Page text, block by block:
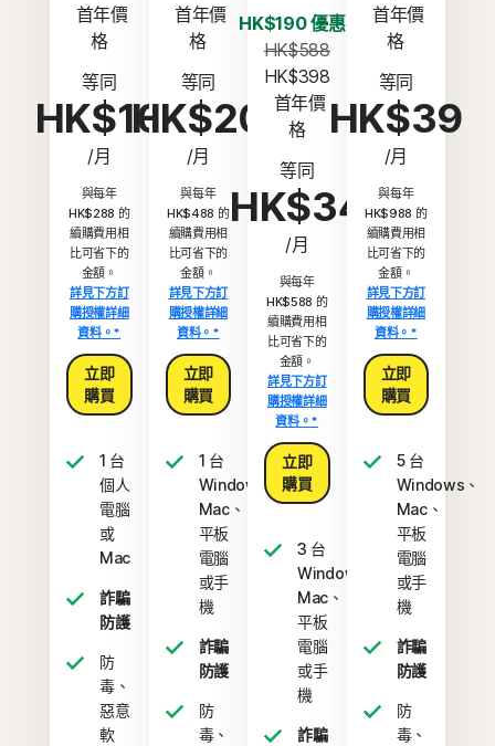
格
等同
HK$10
/月
與每年
HK$288 的
續購費用相
比可省下的
金額。
詳見下方訂
購授權詳細
資料。*
立即
購買
1 台
個人
電腦
或
Mac
詐騙
防護
防
毒、
惡意
軟
首年價
格
等同
HK$20
/月
與每年
HK$488 的
續購費用相
比可省下的
金額。
詳見下方訂
購授權詳細
資料。*
立即
購買
1 台
Windows、
Mac、
平板
電腦
或手
機
詐騙
防護
防
毒、
HK$190 優惠*
HK$588
HK$398
格
等同
HK$34
/月
與每年
HK$588 的
續購費用相
比可省下的
金額。
詳見下方訂
購授權詳細
資料。*
立即
購買
3 台
Windows、
Mac、
平板
電腦
或手
機
詐騙
首年價
格
等同
HK$39
/月
與每年
HK$988 的
續購費用相
比可省下的
金額。
詳見下方訂
購授權詳細
資料。*
立即
購買
5 台
Windows、
Mac、
平板
電腦
或手
機
詐騙
防護
防
毒、